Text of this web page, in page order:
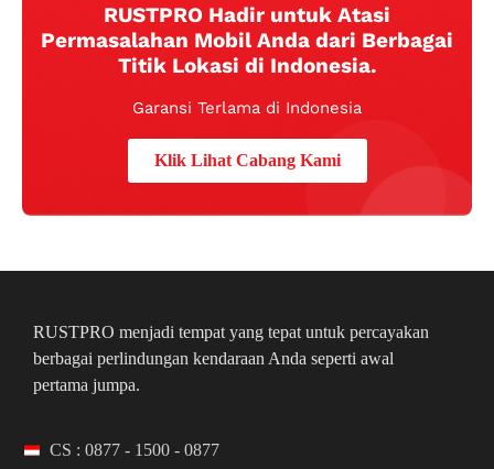
RUSTPRO Hadir untuk Atasi
Permasalahan Mobil Anda dari Berbagai
Titik Lokasi di Indonesia.
Garansi Terlama di Indonesia
Klik Lihat Cabang Kami
RUSTPRO menjadi tempat yang tepat untuk percayakan
berbagai perlindungan kendaraan Anda seperti awal
pertama jumpa.
CS : 0877 - 1500 - 0877